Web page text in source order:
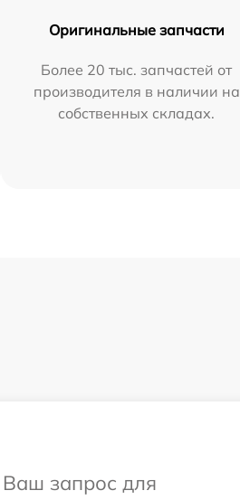
Оригинальные запчасти
Более 20 тыс. запчастей от
производителя в наличии на
собственных складах.
Ваш запрос для